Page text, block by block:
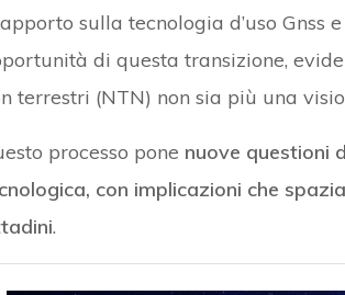
sulla tecnologia d’uso Gnss
di questa transizione,
terrestri (NTN) non sia più una
processo pone nuove questioni
con implicazioni che
.